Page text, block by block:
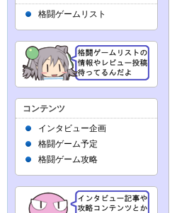
格闘ゲームリスト
コンテンツ
インタビュー企画
格闘ゲーム予定
格闘ゲーム攻略